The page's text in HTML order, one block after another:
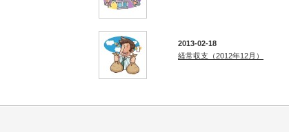
2013-02-18
経常収支（2012年12月）